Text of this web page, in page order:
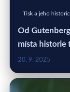
Tisk a jeho
Od
místa historie
20. 9. 2025